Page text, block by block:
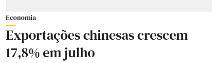
Economia
Exportações chinesas crescem
17,8% em julho